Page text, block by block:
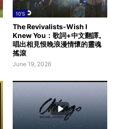
10'S
The Revivalists-Wish I
Knew You：歌詞+中文翻譯。
唱出相見恨晚浪漫情懷的靈魂
搖滾
June 19, 2026